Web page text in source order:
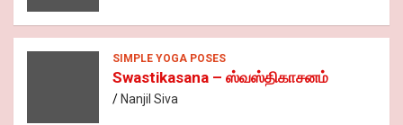
SIMPLE YOGA POSES
Swastikasana – ஸ்வஸ்திகாசனம்
Nanjil Siva